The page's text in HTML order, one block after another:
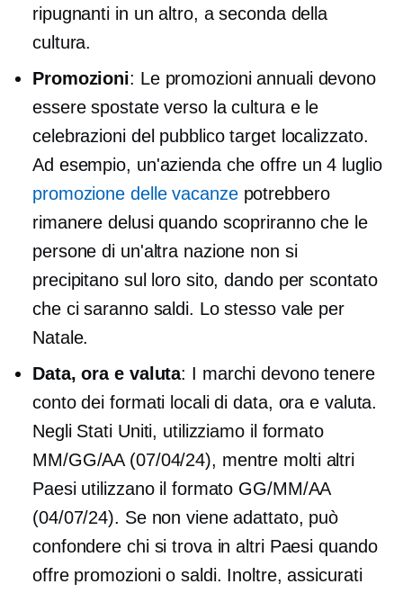
ripugnanti in un altro, a seconda della
cultura.
Promozioni: Le promozioni annuali devono
essere spostate verso la cultura e le
celebrazioni del pubblico target localizzato.
Ad esempio, un'azienda che offre un 4 luglio
promozione delle vacanzepotrebbero
rimanere delusi quando scopriranno che le
persone di un'altra nazione non si
precipitano sul loro sito, dando per scontato
che ci saranno saldi. Lo stesso vale per
Natale.
Data, ora e valuta: I marchi devono tenere
conto dei formati locali di data, ora e valuta.
Negli Stati Uniti, utilizziamo il formato
MM/GG/AA (07/04/24), mentre molti altri
Paesi utilizzano il formato GG/MM/AA
(04/07/24). Se non viene adattato, può
confondere chi si trova in altri Paesi quando
offre promozioni o saldi. Inoltre, assicurati